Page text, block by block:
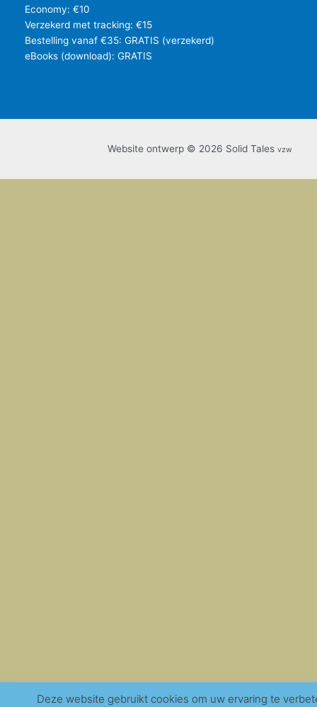
Economy: €10
Verzekerd met tracking: €15
Bestelling vanaf €35: GRATIS (verzekerd)
eBooks (download): GRATIS
Website ontwerp © 2026 Solid Tales vzw
Deze website gebruikt cookies om uw ervaring te